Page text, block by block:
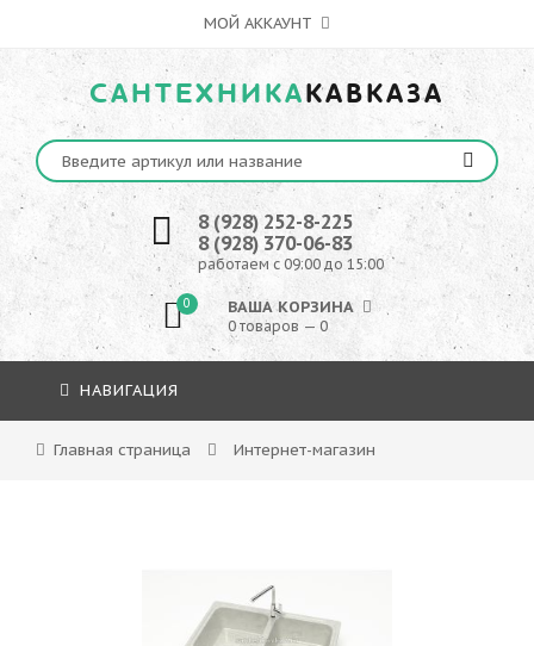
МОЙ АККАУНТ
САНТЕХНИКАКАВКАЗА
8 (928) 252-8-225
8 (928) 370-06-83
работаем с 09:00 до 15:00
0 ВАША КОРЗИНА
0 товаров — 0
НАВИГАЦИЯ
Главная страница Интернет-магазин